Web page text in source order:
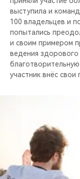
выступила и
100 владельцев и
попытались
и своим примером
ведения
участник внёс